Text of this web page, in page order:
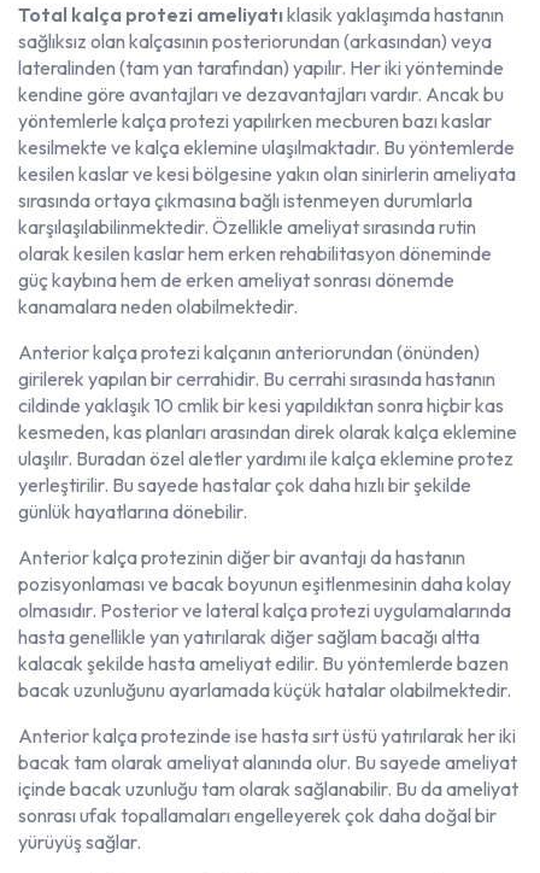
Total kalça protezi ameliyatı klasik yaklaşımda hastanın
sağlıksız olan kalçasının posteriorundan (arkasından) veya
lateralinden (tam yan tarafından) yapılır. Her iki yönteminde
kendine göre avantajları ve dezavantajları vardır. Ancak bu
yöntemlerle kalça protezi yapılırken mecburen bazı kaslar
kesilmekte ve kalça eklemine ulaşılmaktadır. Bu yöntemlerde
kesilen kaslar ve kesi bölgesine yakın olan sinirlerin ameliyata
sırasında ortaya çıkmasına bağlı istenmeyen durumlarla
karşılaşılabilinmektedir. Özellikle ameliyat sırasında rutin
olarak kesilen kaslar hem erken rehabilitasyon döneminde
güç kaybına hem de erken ameliyat sonrası dönemde
kanamalara neden olabilmektedir.
Anterior kalça protezi kalçanın anteriorundan (önünden)
girilerek yapılan bir cerrahidir. Bu cerrahi sırasında hastanın
cildinde yaklaşık 10 cmlik bir kesi yapıldıktan sonra hiçbir kas
kesmeden, kas planları arasından direk olarak kalça eklemine
ulaşılır. Buradan özel aletler yardımı ile kalça eklemine protez
yerleştirilir. Bu sayede hastalar çok daha hızlı bir şekilde
günlük hayatlarına dönebilir.
Anterior kalça protezinin diğer bir avantajı da hastanın
pozisyonlaması ve bacak boyunun eşitlenmesinin daha kolay
olmasıdır. Posterior ve lateral kalça protezi uygulamalarında
hasta genellikle yan yatırılarak diğer sağlam bacağı altta
kalacak şekilde hasta ameliyat edilir. Bu yöntemlerde bazen
bacak uzunluğunu ayarlamada küçük hatalar olabilmektedir.
Anterior kalça protezinde ise hasta sırt üstü yatırılarak her iki
bacak tam olarak ameliyat alanında olur. Bu sayede ameliyat
içinde bacak uzunluğu tam olarak sağlanabilir. Bu da ameliyat
sonrası ufak topallamaları engelleyerek çok daha doğal bir
yürüyüş sağlar.